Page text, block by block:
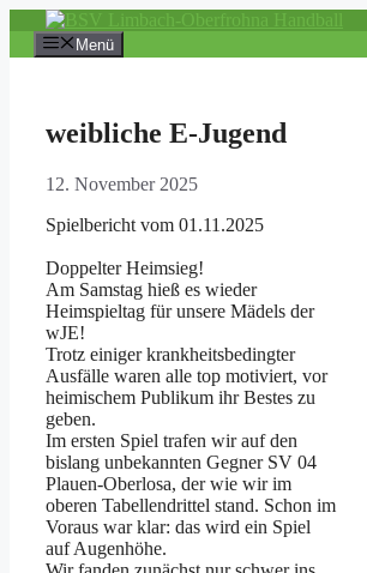
Inhalt
springen
Menü
weibliche E-Jugend
12. November 2025
Spielbericht vom 01.11.2025
Doppelter Heimsieg!
Am Samstag hieß es wieder
Heimspieltag für unsere Mädels der
wJE!
Trotz einiger krankheitsbedingter
Ausfälle waren alle top motiviert, vor
heimischem Publikum ihr Bestes zu
geben.
Im ersten Spiel trafen wir auf den
bislang unbekannten Gegner SV 04
Plauen-Oberlosa, der wie wir im
oberen Tabellendrittel stand. Schon im
Voraus war klar: das wird ein Spiel
auf Augenhöhe.